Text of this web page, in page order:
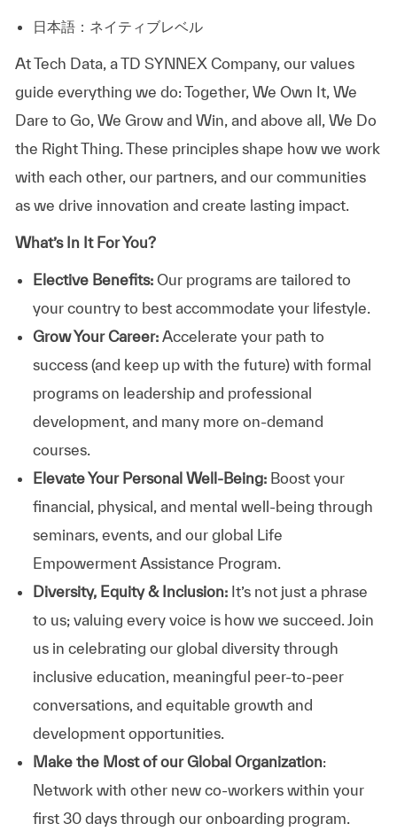
日本語：ネイティブレベル
AtTech Data, a TD SYNNEX Company, our values
guide everything we do: Together, We Own It, We
Dare to Go, We Grow and Win, and above all, We Do
the Right Thing. These principles shape how we work
with each other, our partners, and our communities
as we drive innovation and create lasting impact.
What’s In It For You?
Elective Benefits:Our programs are tailored to
your country to best accommodate your lifestyle.
Grow Your Career: Accelerate your path to
success (and keep up with the future) with formal
programs on leadership and professional
development, and many more on-demand
courses.
Elevate Your Personal Well-Being:Boost your
financial, physical, and mental well-being through
seminars, events, and our global Life
Empowerment Assistance Program.
Diversity, Equity & Inclusion: It’s not just a phrase
to us; valuing every voice is how we succeed. Join
us in celebrating our global diversity through
inclusive education, meaningful peer-to-peer
conversations, and equitable growth and
development opportunities.
Make the Most of our Global Organization:
Network with other new co-workers within your
first 30 days through our onboarding program.